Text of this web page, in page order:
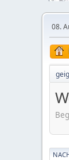
08.